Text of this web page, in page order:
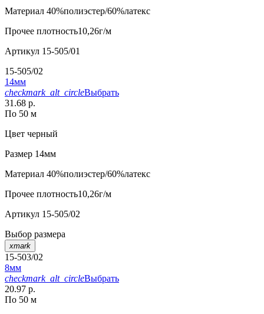
Материал 40%полиэстер/60%латекс
Прочее плотность10,26г/м
Артикул 15-505/01
15-505/02
14мм
checkmark_alt_circleВыбрать
31.68 р.
По 50 м
Цвет черный
Размер 14мм
Материал 40%полиэстер/60%латекс
Прочее плотность10,26г/м
Артикул 15-505/02
Выбор размера
xmark
15-503/02
8мм
checkmark_alt_circleВыбрать
20.97 р.
По 50 м